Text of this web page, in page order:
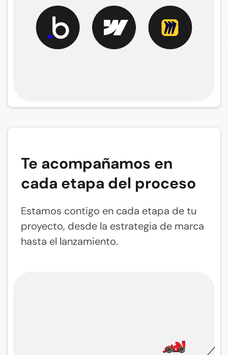
Te acompañamos en
cada etapa del proceso
Estamos contigo en cada etapa de tu
proyecto, desde la estrategia de marca
hasta el lanzamiento.